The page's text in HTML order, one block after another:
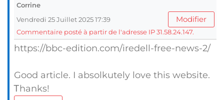
Corrine
Vendredi 25 Juillet 2025 17:39
Modifier
Commentaire posté à partir de l'adresse IP 31.58.24.147.
https://bbc-edition.com/iredell-free-news-2/
Good article. I absolkutely love tһіs website.
Ꭲhanks!